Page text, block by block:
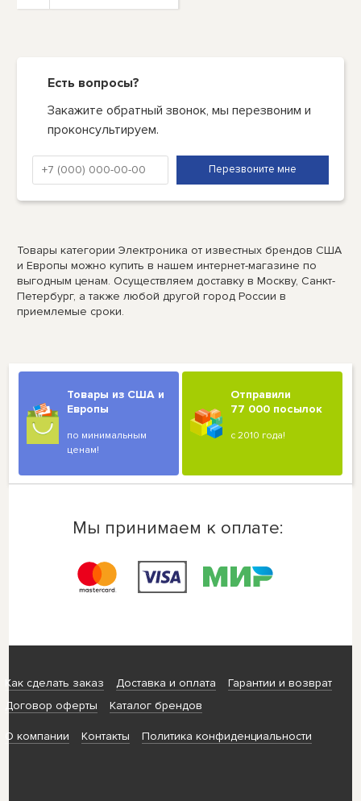
Есть вопросы?
Закажите обратный звонок, мы перезвоним и
проконсультируем.
Товары категории Электроника от известных брендов США
и Европы можно купить в нашем интернет-магазине по
выгодным ценам. Осуществляем доставку в Москву, Санкт-
Петербург, а также любой другой город России в
приемлемые сроки.
Товары из США и
Европы
по минимальным
ценам!
Отправили
77 000 посылок
с 2010 года!
Мы принимаем к оплате:
Как сделать заказ Доставка и оплата
Гарантии и возврат
Договор оферты
Каталог брендов
О компании Контакты Политика конфиденциальности